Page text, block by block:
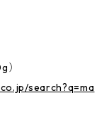
）
search?q=ma